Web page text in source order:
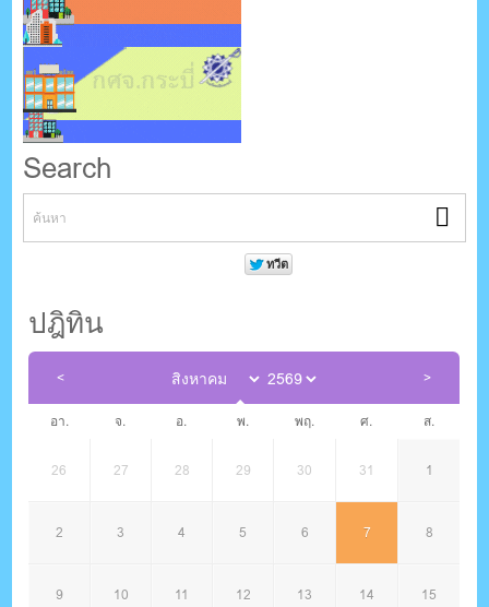
Search
ปฎิทิน
อา. จ. อ. พ. พฤ. ศ. ส.
26 27 28 29 30 31 1
2 3 4 5 6 7 8
9 10 11 12 13 14 15